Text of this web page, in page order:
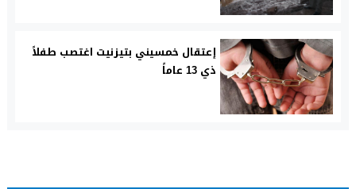
إعتقال خمسيني بتيزنيت اغتصب طفلاً
ذي 13 عاماً